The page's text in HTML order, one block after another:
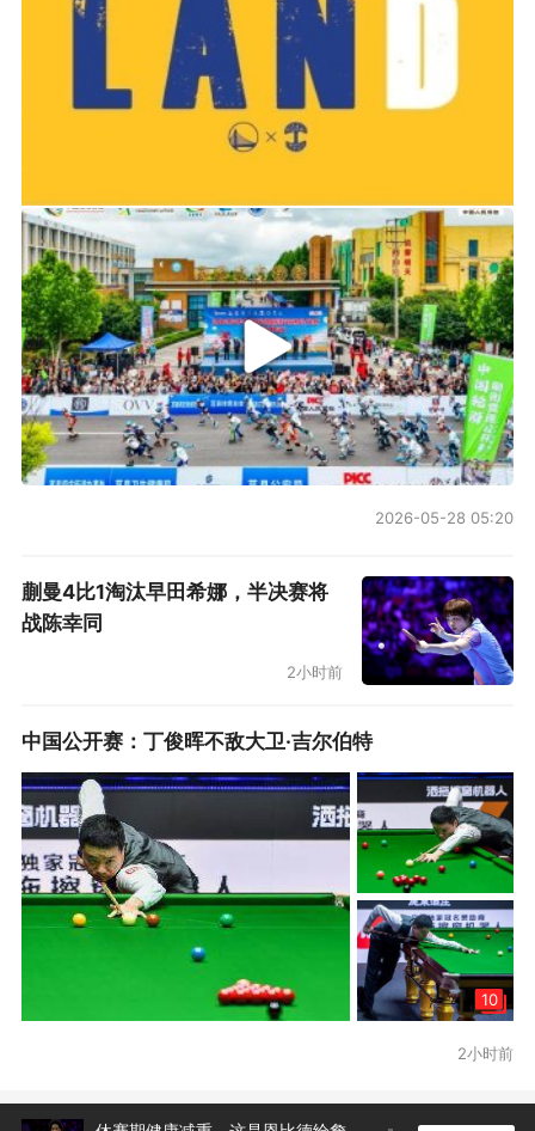
斯台普斯中心都会响起震耳的MVP呼声。如果一
切正常，詹姆斯将在明年在得分榜上先后超越迈
克尔·乔丹和科比·布莱恩特。再说一个小点：詹姆
斯破纪录之夜的比赛用球和他的球衣，都将被送
NBA | 兜头冷水 仍怀热望
在第四节来临之前，吉米·巴特勒在76人队的首秀
看起来如此美好。他们带着11分的优势进入末
节，而在拥有92比76的最大领先优势后，却被绝
地反击的主队魔术一度打出一波21比0。虽然此
后双方交替领先，但特伦斯·罗斯在最后8.7秒时
的三分命中，让刚刚开启三巨头时代的费城76人
球队的雄心。
想要阅读《体坛周报》的更多精彩内容↓↓
2019-06-14 01:03
2026-05-28 05:20
蒯曼4比1淘汰早田希娜，半决赛将
战陈幸同
2小时前
中国公开赛：丁俊晖不敌大卫·吉尔伯特
10
2小时前